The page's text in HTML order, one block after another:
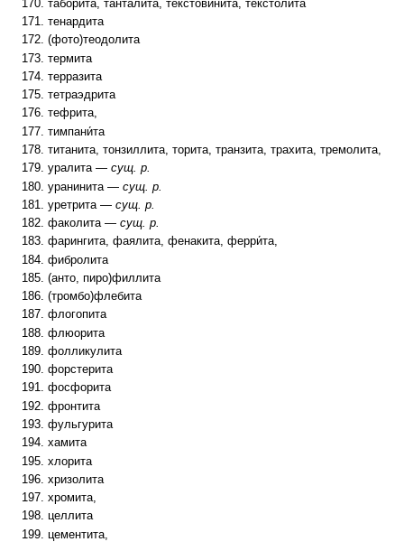
таборита, танталита, текстовинита, текстолита
тенардита
(фото)теодолита
термита
терразита
тетраэдрита
тефрита,
тимпани́та
титанита, тонзиллита, торита, транзита, трахита, тремолита,
уралита —сущ. р.
уранинита —сущ. р.
уретрита —сущ. р.
факолита —сущ. р.
фарингита, фаялита, фенакита, ферри́та,
фибролита
(анто, пиро)филлита
(тромбо)флебита
флогопита
флюорита
фолликулита
форстерита
фосфорита
фронтита
фульгурита
хамита
хлорита
хризолита
хромита,
целлита
цементита,